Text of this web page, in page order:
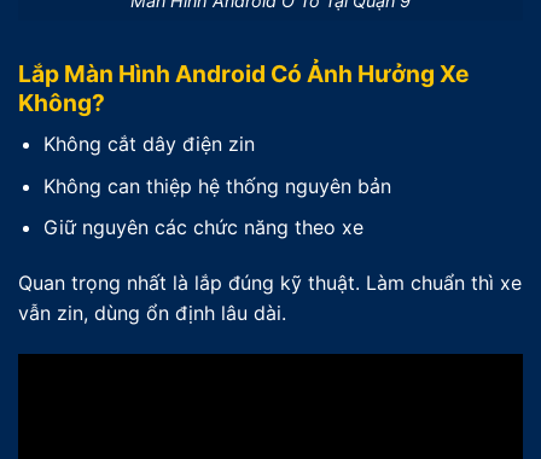
Lắp Màn Hình Android Có Ảnh Hưởng Xe
Không?
Không cắt dây điện zin
Không can thiệp hệ thống nguyên bản
Giữ nguyên các chức năng theo xe
Quan trọng nhất là lắp đúng kỹ thuật. Làm chuẩn thì xe
vẫn zin, dùng ổn định lâu dài.